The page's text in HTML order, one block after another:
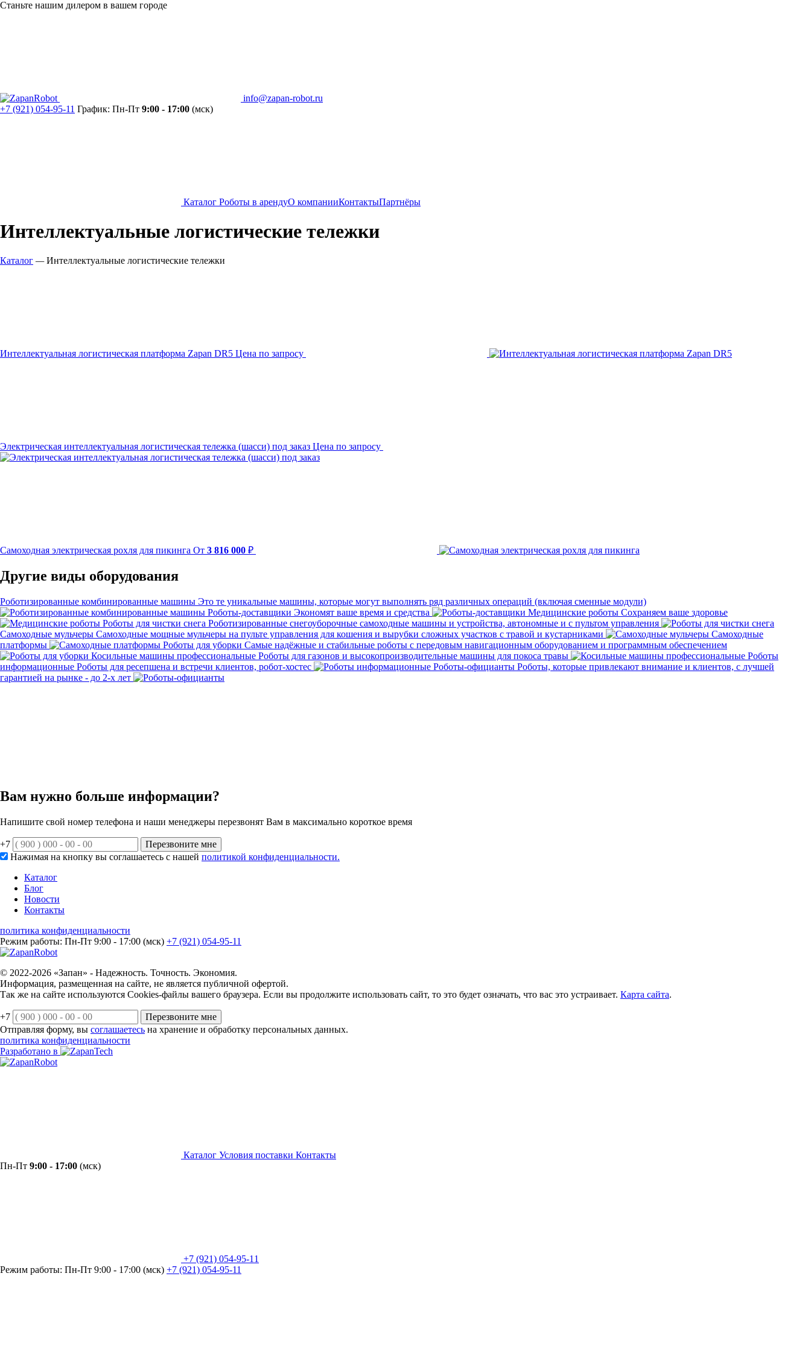
Станьте нашим дилером в вашем городе
info@zapan-robot.ru
+7 (921) 054-95-11 График: Пн-Пт 9:00 - 17:00 (мск)
Каталог Роботы в арендуО компанииКонтактыПартнёры
Интеллектуальные логистические тележки
Каталог — Интеллектуальные логистические тележки
Интеллектуальная логистическая платформа Zapan DR5 Цена по запросу
Электрическая интеллектуальная логистическая тележка (шасси) под заказ Цена по запросу
Самоходная электрическая рохля для пикинга От 3 816 000 ₽
Другие виды оборудования
Роботизированные комбинированные машины Это те уникальные машины, которые могут выполнять ряд различных операций (включая сменные модули)
Роботы-доставщики Экономят ваше время и средства Медицинские роботы Сохраняем ваше здоровье
Роботы для чистки снега Роботизированные снегоуборочные самоходные машины и устройства, автономные и с пультом управления
Самоходные мульчеры Самоходные мощные мульчеры на пульте управления для кошения и вырубки сложных участков с травой и кустарниками
Самоходные
платформы
Роботы для уборки Самые надёжные и стабильные роботы с передовым навигационным оборудованием и программным обеспечением
Косильные машины профессиональные Роботы для газонов и высокопроизводительные машины для покоса травы
Роботы
информационные Роботы для ресепшена и встречи клиентов, робот-хостес Роботы-официанты Роботы, которые привлекают внимание и клиентов, с лучшей
гарантией на рынке - до 2-х лет
Вам нужно больше информации?
Напишите свой номер телефона и наши менеджеры перезвонят Вам в максимально короткое время
+7
Перезвоните мне
Нажимая на кнопку вы соглашаетесь с нашей политикой конфиденциальности.
Каталог
Блог
Новости
Контакты
политика конфиденциальности
Режим работы: Пн-Пт 9:00 - 17:00 (мск) +7 (921) 054-95-11
© 2022-2026 «Запан» - Надежность. Точность. Экономия.
Информация, размещенная на сайте, не является публичной офертой.
Так же на сайте используются Cookies-файлы вашего браузера. Если вы продолжите использовать сайт, то это будет означать, что вас это устраивает. Карта сайта.
+7
Перезвоните мне
Отправляя форму, вы соглашаетесь на хранение и обработку персональных данных.
политика конфиденциальности
Разработано в
Каталог Условия поставки Контакты
Пн-Пт 9:00 - 17:00 (мск)
+7 (921) 054-95-11
Режим работы: Пн-Пт 9:00 - 17:00 (мск) +7 (921) 054-95-11